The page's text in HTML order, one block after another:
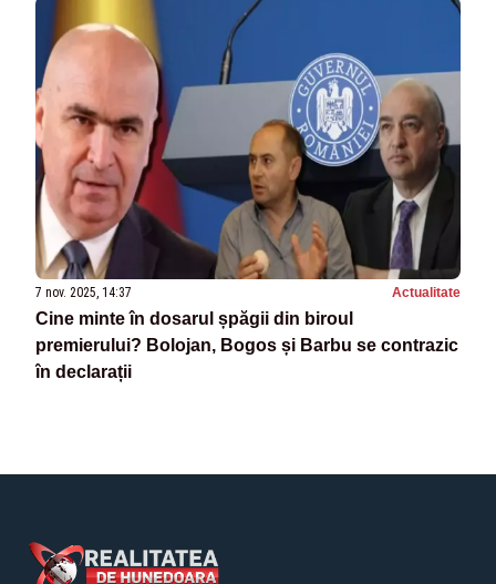
7 nov. 2025, 14:37 Actualitate
Cine minte în dosarul șpăgii din biroul
premierului? Bolojan, Bogos și Barbu se contrazic
în declarații